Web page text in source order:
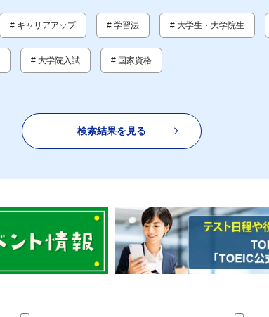
# キャリアアップ # 学習法 # 大学生・大学院生
# 大学院入試 # 国家資格
検索結果を見る